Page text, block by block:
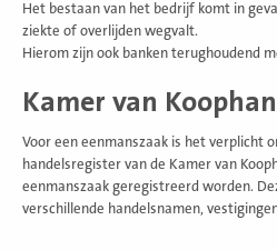
Het bestaan van het bedrijf komt in
ziekte of overlijden wegvalt.
Hierom zijn ook banken terughoudend
Kamer van
Voor een eenmanszaak is het verplicht
handelsregister van de Kamer van
eenmanszaak geregistreerd worden.
verschillende handelsnamen,